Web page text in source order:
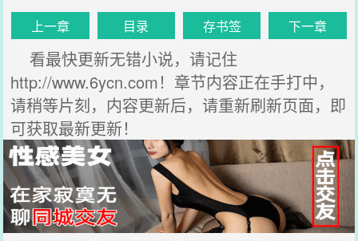
上一章 目录 存书签 下一章
看最快更新无错小说，请记住
http://www.6ycn.com！章节内容正在手打中，
请稍等片刻，内容更新后，请重新刷新页面，即
可获取最新更新！